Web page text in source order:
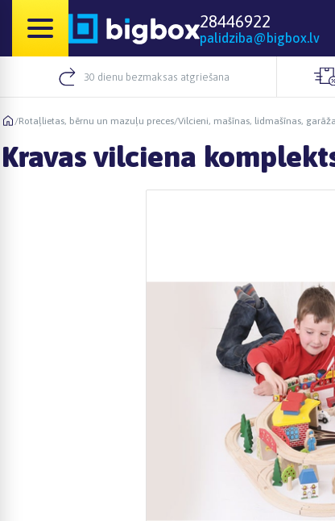
28446922
palidziba@bigbox.lv
30 dienu bezmaksas atgriešana
/Rotaļlietas, bērnu un mazuļu preces/Vilcieni, mašīnas, lidmašīnas,
Kravas vilciena